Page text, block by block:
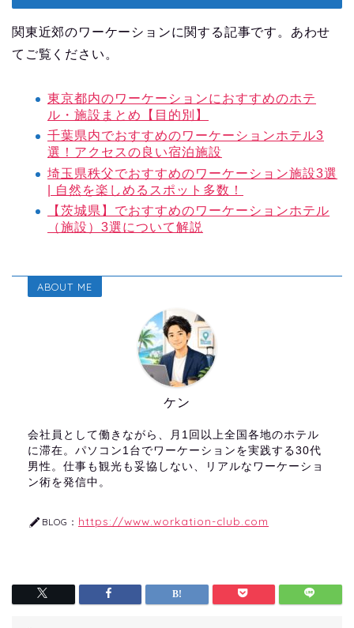
関東近郊のワーケーションに関する記事です。あわせ
てご覧ください。
東京都内のワーケーションにおすすめのホテ
ル・施設まとめ【目的別】
千葉県内でおすすめのワーケーションホテル3
選！アクセスの良い宿泊施設
埼玉県秩父でおすすめのワーケーション施設3選
| 自然を楽しめるスポット多数！
【茨城県】でおすすめのワーケーションホテル
（施設）3選について解説
ABOUT ME
ケン
会社員として働きながら、月1回以上全国各地のホテル
に滞在。パソコン1台でワーケーションを実践する30代
男性。仕事も観光も妥協しない、リアルなワーケーショ
ン術を発信中。
BLOG： https://www.workation-club.com